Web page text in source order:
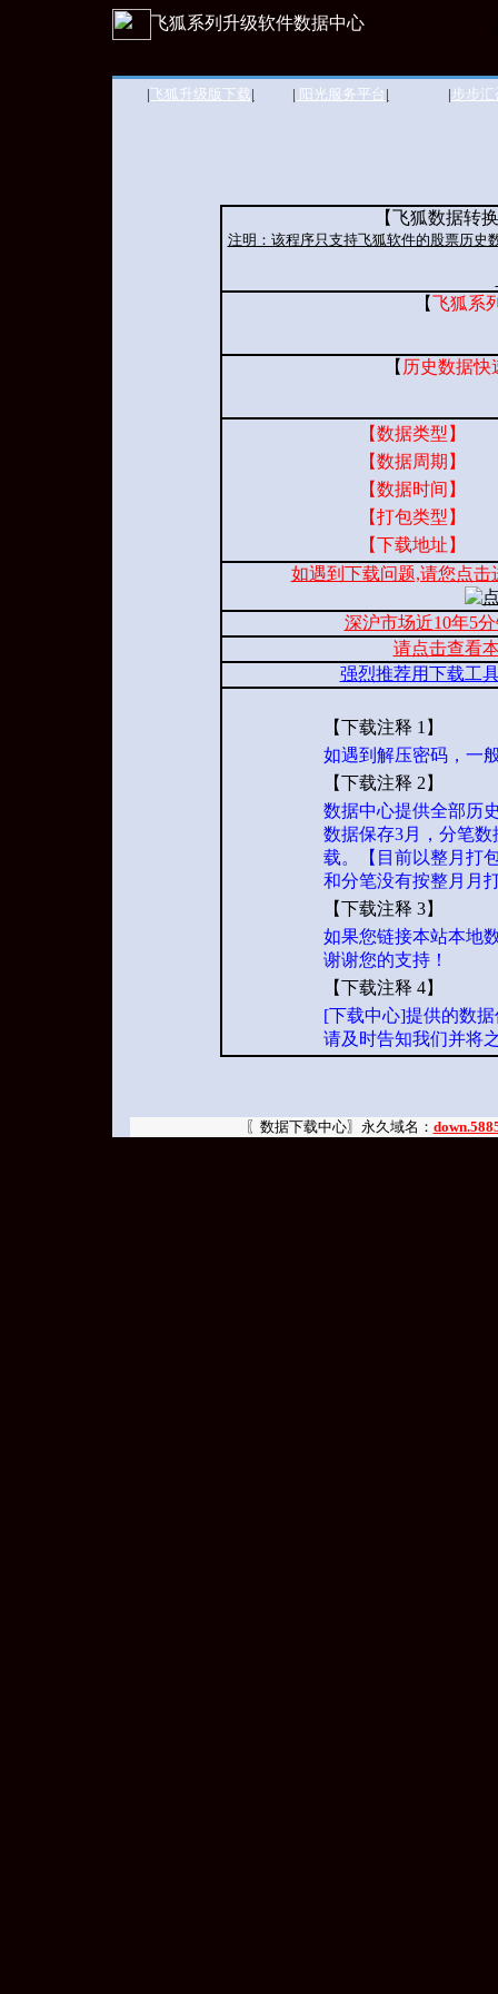
飞狐系列升级软件数据中心
|飞狐升级版下载| | 阳光服务平台 | | 步步汇
【飞狐数据转
注明：该程序只支持飞狐软件的股票历史
【飞狐系
【 历史数据快
【数据类型】
【数据周期】
【数据时间】
【打包类型】
【下载地址】
如遇到下载问题,请您点
深沪市场近10年5
请点击查看
强烈推荐用下载工
【下载注释 1】
如遇到解压密码，一
【下载注释 2】
数据中心提供全部历
数据保存3月，分笔
载。【目前以整月打
和分笔没有按整月月
【下载注释 3】
如果您链接本站本地
谢谢您的支持！
【下载注释 4】
[下载中心]提供的数
请及时告知我们并将
〖数据下载中心〗永久域名：